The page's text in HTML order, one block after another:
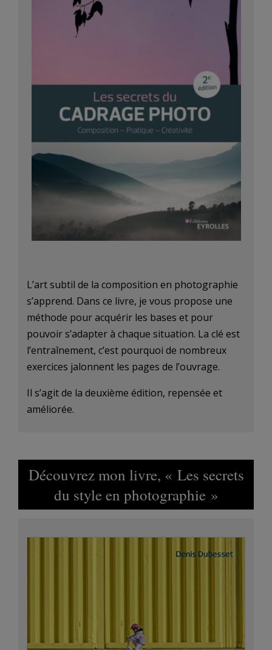
L’art subtil de la composition en photographie
s’apprend. Dans ce livre, je vous propose une
méthode pour acquérir les bases et pour
pouvoir s’adapter à chaque situation. La clé est
l’entraînement, c’est pourquoi de nombreux
exercices jalonnent les pages de l’ouvrage.
Il s’agit de la deuxième édition, repensée et
améliorée.
Découvrez mon livre, « Les secrets
du style en photographie »